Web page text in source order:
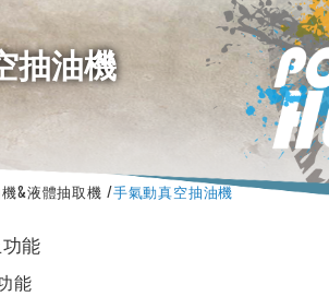
抽油機
&液體抽取機 手氣動真空抽油機
能
能